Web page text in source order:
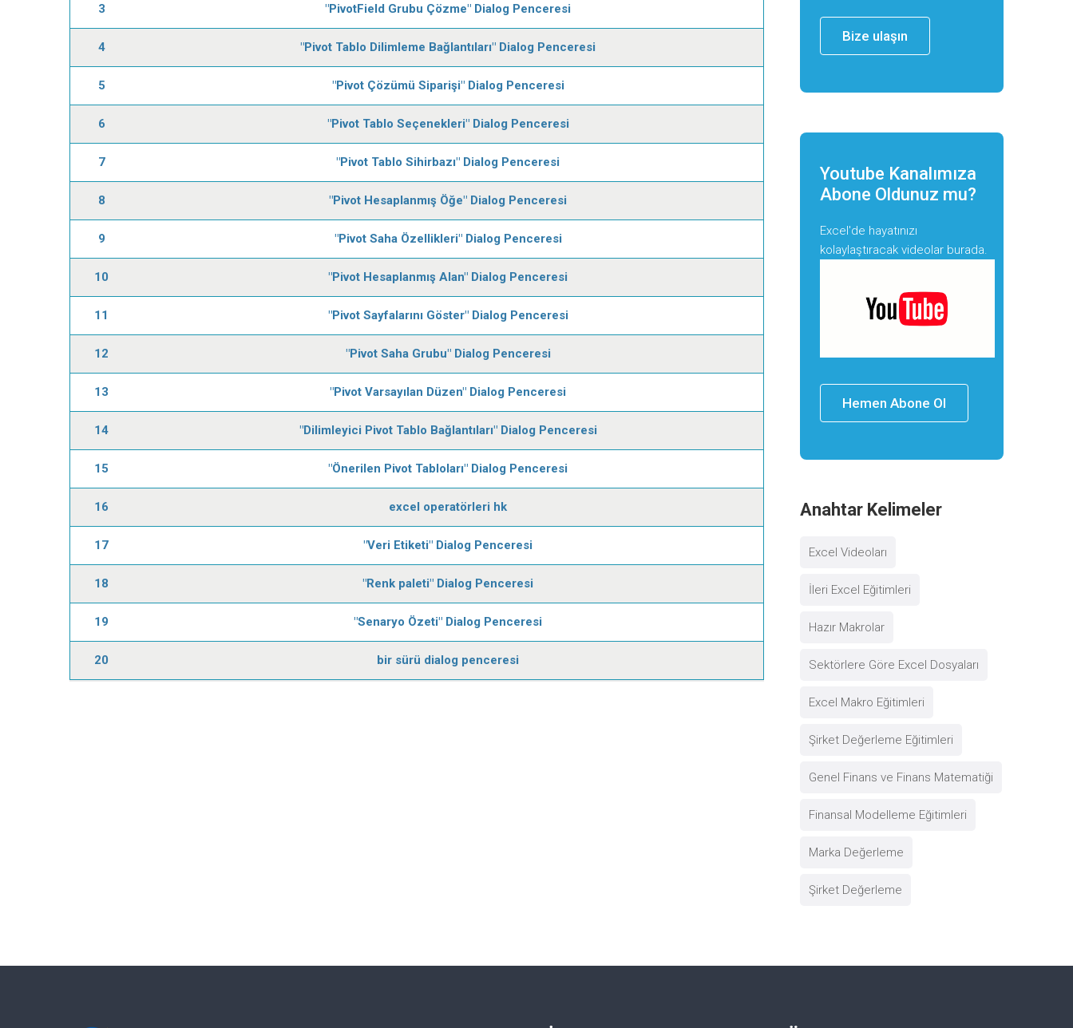
3 "PivotField Grubu Çözme" Dialog Penceresi
4 "Pivot Tablo Dilimleme Bağlantıları" Dialog Penceresi
5 "Pivot Çözümü Siparişi" Dialog Penceresi
6 "Pivot Tablo Seçenekleri" Dialog Penceresi
7 "Pivot Tablo Sihirbazı" Dialog Penceresi
8 "Pivot Hesaplanmış Öğe" Dialog Penceresi
9 "Pivot Saha Özellikleri" Dialog Penceresi
10 "Pivot Hesaplanmış Alan" Dialog Penceresi
11 "Pivot Sayfalarını Göster" Dialog Penceresi
12 "Pivot Saha Grubu" Dialog Penceresi
13 "Pivot Varsayılan Düzen" Dialog Penceresi
14 "Dilimleyici Pivot Tablo Bağlantıları" Dialog Penceresi
15 "Önerilen Pivot Tabloları" Dialog Penceresi
16 excel operatörleri hk
17 "Veri Etiketi" Dialog Penceresi
18 "Renk paleti" Dialog Penceresi
19 "Senaryo Özeti" Dialog Penceresi
20 bir sürü dialog penceresi
Bize ulaşın
Youtube Kanalımıza
Abone Oldunuz mu?
Excel'de hayatınızı
kolaylaştıracak videolar burada.
Hemen Abone Ol
Anahtar Kelimeler
Excel Videoları
İleri Excel Eğitimleri
Hazır Makrolar
Sektörlere Göre Excel Dosyaları
Excel Makro Eğitimleri
Şirket Değerleme Eğitimleri
Genel Finans ve Finans Matematiği
Finansal Modelleme Eğitimleri
Marka Değerleme
Şirket Değerleme